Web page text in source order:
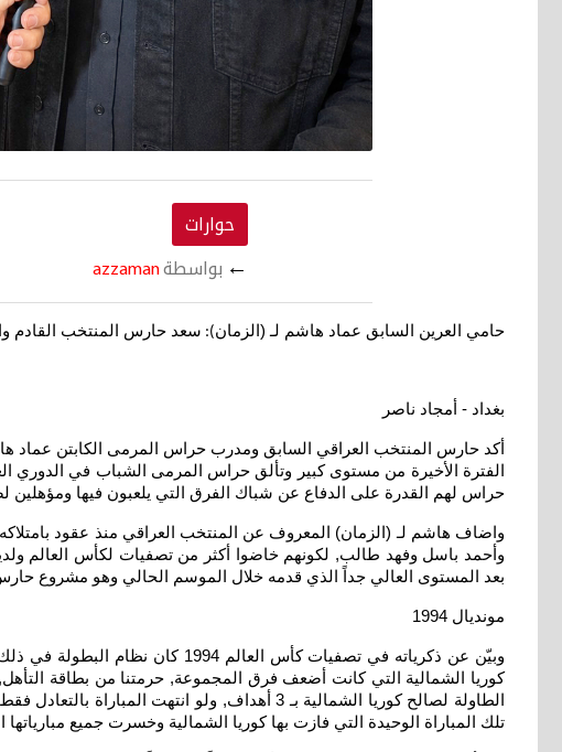
حوارات
← بواسطةazzaman
حامي العرين السابق عماد هاشم لـ (الزمان): سعد حارس المنتخب القادم
بغداد - أمجاد ناصر
أكد حارس المنتخب العراقي السابق ومدرب حراس المرمى الكابتن
الفترة الأخيرة من مستوى كبير وتألق حراس المرمى الشباب في الدوري
حراس لهم القدرة على الدفاع عن شباك الفرق التي يلعبون فيها ومؤهلين
واضاف هاشم لـ (الزمان) المعروف عن المنتخب العراقي منذ عقود
وأحمد باسل وفهد طالب, لكونهم خاضوا أكثر من تصفيات لكأس العالم
بعد المستوى العالي جداً الذي قدمه خلال الموسم الحالي وهو مشروع حارس
مونديال 1994
وبيّن عن ذكرياته في تصفيات كأس
كوريا الشمالية التي كانت أضعف فرق المجموعة, حرمتنا من بطاقة
الطاولة لصالح كوريا الشمالية بـ 3 أهداف, ولو
تلك المباراة الوحيدة التي فازت بها كوريا الشمالية وخسرت جميع